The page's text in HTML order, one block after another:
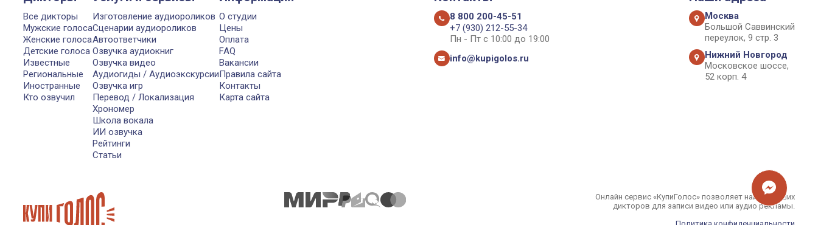
Все дикторы
Мужские голоса
Женские голоса
Детские голоса
Известные
Региональные
Иностранные
Кто озвучил
Изготовление аудиороликов
Сценарии аудиороликов
Автоответчики
Озвучка аудиокниг
Озвучка видео
Аудиогиды / Аудиоэкскурсии
Озвучка игр
Перевод / Локализация
Хрономер
Школа вокала
ИИ озвучка
Рейтинги
Статьи
О студии
Цены
Оплата
FAQ
Вакансии
Правила сайта
Контакты
Карта сайта
8 800 200-45-51
+7 (930) 212-55-34
Пн - Пт с 10:00 до 19:00
info@kupigolos.ru
Москва
Большой Саввинский
переулок, 9 стр. 3
Нижний Новгород
Московское шоссе,
52 корп. 4
Онлайн сервис «КупиГолос» позволяет найти лучших
дикторов для записи видео или аудио рекламы.